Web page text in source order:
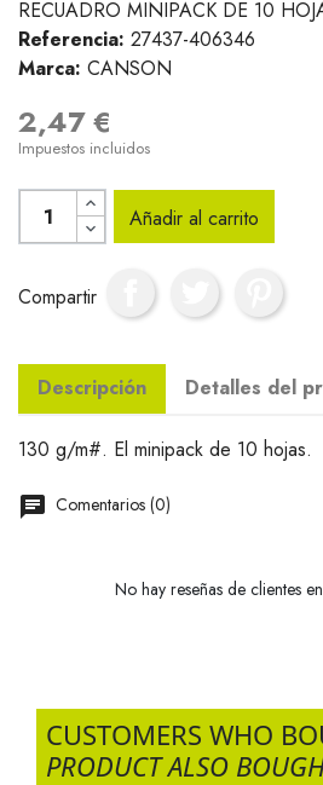
RECUADRO MINIPACK DE 10
Referencia: 27437-406346
Marca: CANSON
2,47 €
Impuestos incluidos
Añadir al carrito
Compartir
Descripción Detalles del
130 g/m#. El minipack de 10 hojas.
Comentarios (0)
No hay reseñas de clientes
CUSTOMERS WHO
PRODUCT ALSO